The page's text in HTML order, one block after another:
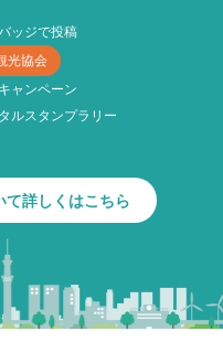
ッジで投稿
協会
ャンペーン
ルスタンプラリー
て詳しくはこちら